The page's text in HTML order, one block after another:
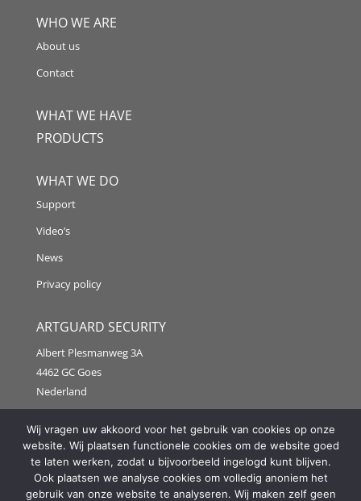
WHO WE ARE
About us
Contact
WHAT WE HAVE
PRODUCTS
WHAT WE DO
Support
Video’s
News
Privacy policy
ARTGUARD SECURITY
Albert Plesmanweg 3A
4462 GC Goes
Nederland
Tel: +31 (0) 113 313151
E-mail:info@artguardsecurity.eu
Wij vragen uw akkoord voor het gebruik van cookies op onze
website. Wij plaatsen functionele cookies om de website goed
te laten werken, zodat u bijvoorbeeld ingelogd kunt blijven.
Ook plaatsen we analyse cookies om volledig anoniem het
gebruik van onze website te analyseren. Wij maken zelf geen